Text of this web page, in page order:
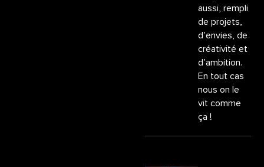
aussi, rempli
de projets,
d’envies, de
créativité et
d’ambition.
En tout cas
nous on le
vit comme
ça !